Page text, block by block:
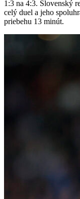
1:3 na 4:3. Slovenský
celý duel a jeho
priebehu 13 minút.